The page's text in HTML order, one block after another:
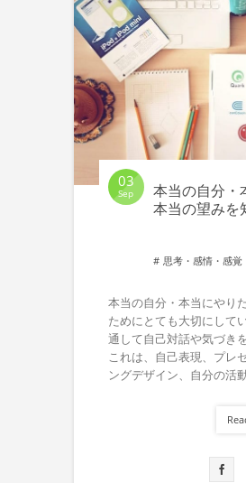
03
Sep
本当の自分・
本当の望みを
思考・感情・感覚
本当の自分・本当にやり
ためにとても大切にして
通して自己対話や気づき
これは、自己表現、プレ
ングデザイン、自分の活